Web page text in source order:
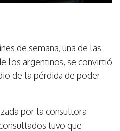
de semana, una de las
los argentinos, se convirtió
de la pérdida de poder
por la consultora
tuvo que